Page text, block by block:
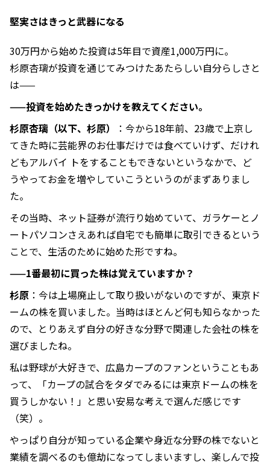
堅実さはきっと武器になる
30万円から始めた投資は5年目で資産1,000万円に。
杉原杏璃が投資を通じてみつけたあたらしい自分らしさと
は——
——投資を始めたきっかけを教えてください。
杉原杏璃（以下、杉原）
：今から18年前、23歳で上京し
てきた時に芸能界のお仕事だけでは食べていけず、だけれ
どもアルバイ トをすることもできないというなかで、ど
うやってお金を増やしていこうというのがまずありまし
た。
その当時、ネット証券が流行り始めていて、ガラケーとノ
ートパソコンさえあれば自宅でも簡単に取引できるという
ことで、生活のために始めた形ですね。
——1番最初に買った株は覚えていますか？
杉原 ：今は上場廃止して取り扱いがないのですが、東京ド
ームの株を買いました。当時はほとんど何も知らなかった
ので、とりあえず自分の好きな分野で関連した会社の株を
選びましたね。
私は野球が大好きで、広島カープのファンということもあ
って、「カープの試合をタダでみるには東京ドームの株を
買うしかない！」と思い安易な考えで選んだ感じです
（笑）。
やっぱり自分が知っている企業や身近な分野の株でないと
業績を調べるのも億劫になってしまいますし、楽しんで投